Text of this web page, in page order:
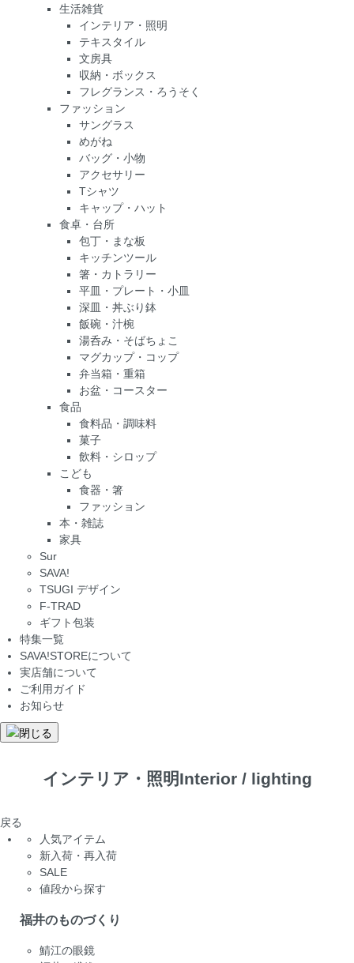
生活雑貨
インテリア・照明
テキスタイル
文房具
収納・ボックス
フレグランス・ろうそく
ファッション
サングラス
めがね
バッグ・小物
アクセサリー
Tシャツ
キャップ・ハット
食卓・台所
包丁・まな板
キッチンツール
箸・カトラリー
平皿・プレート・小皿
深皿・丼ぶり鉢
飯碗・汁椀
湯呑み・そばちょこ
マグカップ・コップ
弁当箱・重箱
お盆・コースター
食品
食料品・調味料
菓子
飲料・シロップ
こども
食器・箸
ファッション
本・雑誌
家具
Sur
SAVA!
TSUGI デザイン
F-TRAD
ギフト包装
特集一覧
SAVA!STOREについて
実店舗について
ご利用ガイド
お知らせ
インテリア・照明Interior / lighting
戻る
人気アイテム
新入荷・再入荷
SALE
値段から探す
福井のものづくり
鯖江の眼鏡